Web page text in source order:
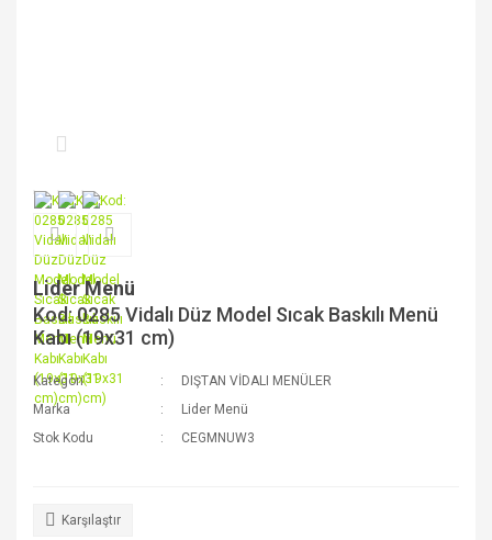
Lider Menü
Kod: 0285 Vidalı Düz Model Sıcak Baskılı Menü
Kabı (19x31 cm)
Kategori
DIŞTAN VİDALI MENÜLER
Marka
Lider Menü
Stok Kodu
CEGMNUW3
Karşılaştır